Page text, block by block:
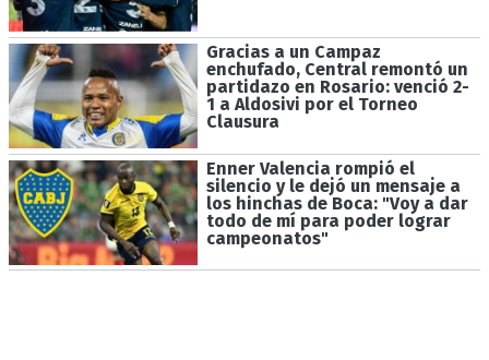
Gracias a un Campaz
enchufado, Central remontó un
partidazo en Rosario: venció 2-
1 a Aldosivi por el Torneo
Clausura
Enner Valencia rompió el
silencio y le dejó un mensaje a
los hinchas de Boca: "Voy a dar
todo de mí para poder lograr
campeonatos"